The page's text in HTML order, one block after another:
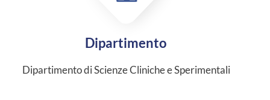
Dipartimento
Dipartimento di Scienze Cliniche e Sperimentali